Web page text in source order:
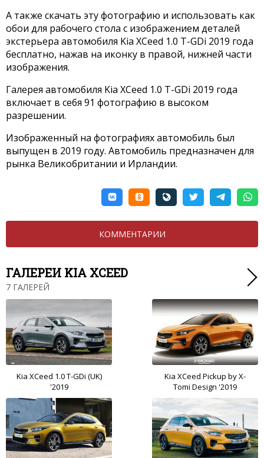
А также скачать эту фотографию и использовать как
обои для рабочего стола с изображением деталей
экстерьера автомобиля Kia XCeed 1.0 T-GDi 2019 года
бесплатно, нажав на иконку в правой, нижней части
изображения.
Галерея автомобиля Kia XCeed 1.0 T-GDi 2019 года
включает в себя 91 фотографию в высоком
разрешении.
Изображенный на фотографиях автомобиль был
выпущен в 2019 году. Автомобиль предназначен для
рынка Великобритании и Ирландии.
КОММЕНТАРИИ
ГАЛЕРЕИ KIA XCEED
7 ГАЛЕРЕЙ
Kia XCeed 1.0 T-GDi (UK)
'2019
Kia XCeed Pickup by X-
Tomi Design '2019